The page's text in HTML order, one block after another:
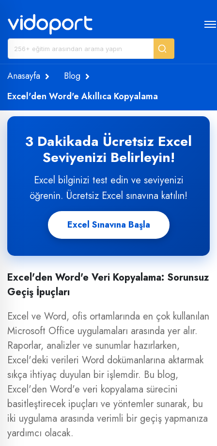
Anasayfa
Blog
Excel'den Word'e Akıllıca Kopyalama
3 Dakikada Ücretsiz Excel
Seviyenizi Belirleyin!
Excel bilginizi test edin ve seviyenizi
öğrenin. Ücretsiz Excel sınavına katılın!
Excel Sınavına Başla
Excel'den Word'e Veri Kopyalama: Sorunsuz
Geçiş İpuçları
Excel ve Word, ofis ortamlarında en çok kullanılan
Microsoft Office uygulamaları arasında yer alır.
Raporlar, analizler ve sunumlar hazırlarken,
Excel'deki verileri Word dokümanlarına aktarmak
sıkça ihtiyaç duyulan bir işlemdir. Bu blog,
Excel'den Word'e veri kopyalama sürecini
basitleştirecek ipuçları ve yöntemler sunarak, bu
iki uygulama arasında verimli bir geçiş yapmanıza
yardımcı olacak.